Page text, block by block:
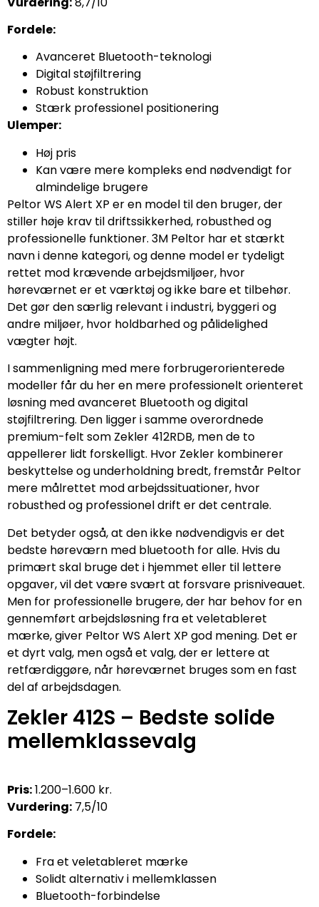
Fordele:
Avanceret Bluetooth-teknologi
Digital støjfiltrering
Robust konstruktion
Stærk professionel positionering
Ulemper:
Høj pris
Kan være mere kompleks end nødvendigt for
almindelige brugere
Peltor WS Alert XP er en model til den bruger, der
stiller høje krav til driftssikkerhed, robusthed og
professionelle funktioner. 3M Peltor har et stærkt
navn i denne kategori, og denne model er tydeligt
rettet mod krævende arbejdsmiljøer, hvor
høreværnet er et værktøj og ikke bare et tilbehør.
Det gør den særlig relevant i industri, byggeri og
andre miljøer, hvor holdbarhed og pålidelighed
vægter højt.
I sammenligning med mere forbrugerorienterede
modeller får du her en mere professionelt orienteret
løsning med avanceret Bluetooth og digital
støjfiltrering. Den ligger i samme overordnede
premium-felt som Zekler 412RDB, men de to
appellerer lidt forskelligt. Hvor Zekler kombinerer
beskyttelse og underholdning bredt, fremstår Peltor
mere målrettet mod arbejdssituationer, hvor
robusthed og professionel drift er det centrale.
Det betyder også, at den ikke nødvendigvis er det
bedste høreværn med bluetooth for alle. Hvis du
primært skal bruge det i hjemmet eller til lettere
opgaver, vil det være svært at forsvare prisniveauet.
Men for professionelle brugere, der har behov for en
gennemført arbejdsløsning fra et veletableret
mærke, giver Peltor WS Alert XP god mening. Det er
et dyrt valg, men også et valg, der er lettere at
retfærdiggøre, når høreværnet bruges som en fast
del af arbejdsdagen.
Zekler 412S – Bedste solide
mellemklassevalg
Pris:1.200–1.600 kr.
Vurdering: 7,5/10
Fordele:
Fra et veletableret mærke
Solidt alternativ i mellemklassen
Bluetooth-forbindelse